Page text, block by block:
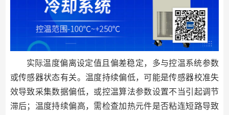
实际温度偏离设定值且偏差稳定，多与控温系统参数
或传感器状态有关。温度持续偏低，可能是传感器校准失
效导致采集数据偏低，或控温算法参数设置不当引起调节
滞后；温度持续偏高，需检查加热元件是否粘连短路导致